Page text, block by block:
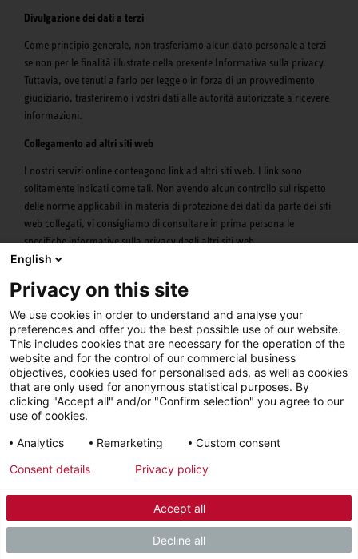
Divulgazione dei dati a terzi
Come principio generale, non trasferiamo alcun dato personale a terzi
se non per le finalità illustrate nella presente Informativa sulla privacy.
Tuttavia, ove tenuti a farlo per legge o in forza di un provvedimento
giudiziario, trasferiremo i vostri dati alle autorità autorizzate a ricevere
informazioni.
Collegamento ad altri siti web
I nostri servizi online contengono link ad altri siti web. I link sono
solitamente indicati come tali. Non avendo alcun controllo sul rispetto
delle norme applicabili in materia di protezione dei dati da parte dei siti
web collegati, vi consigliamo di consultare in prima persona le
specifiche informative sulla privacy degli altri siti web.
Modifiche alla presente Informativa sulla privacy
Lo stato di aggiornamento dell’Informativa sulla privacy è indicato
dalla data specificata (più sotto). Ci riserviamo il diritto di modificare in
qualsiasi momento la presente Informativa sulla privacy con effetto per
il futuro. La versione più recente è consultabile direttamente tramite i
nostri servizi online, che vi invitiamo a visitare regolarmente per
verificare l’Informativa sulla privacy.
Aggiornamento della presente Informativa sulla privacy: Gennaio 2023
Il nostro team di assistenza è
pronto a rispondere a tutte le
tue esigenze.
English
Privacy on this site
We use cookies in order to understand and analyse your
preferences and offer you the best possible use of our website.
This includes cookies that are necessary for the operation of the
website and for the control of our commercial business
objectives, cookies used for personalised ads, as well as cookies
that are only used for anonymous statistical purposes. By
clicking "Accept all" and/or "Confirm selection" you agree to our
use of cookies.
Analytics
Remarketing Custom consent
Accept all
Decline all
Consent details Privacy policy